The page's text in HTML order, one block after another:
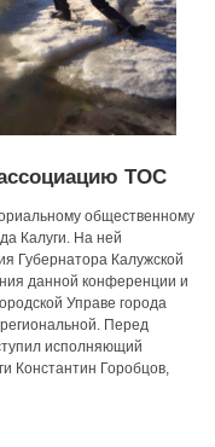
ТОС
общественному
Калуги. На ней
Губернатора Калужской
данной конференции и
Управе города
Перед
исполняющий
Константин Горобцов,